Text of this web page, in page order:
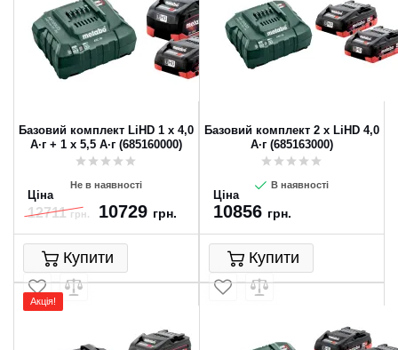
Базовий комплект LiHD 1 x 4,0
А·г + 1 x 5,5 А·г (685160000)
Не в наявності
Ціна
12711грн. 10729 грн.
Купити
Базовий комплект 2 x LiHD 4,0
А·г (685163000)
В наявності
Ціна
10856 грн.
Купити
Акція!